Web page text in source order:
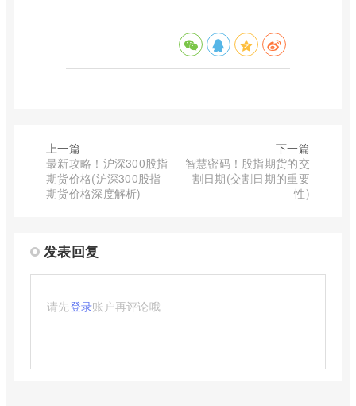
上一篇
最新攻略！沪深300股指
期货价格(沪深300股指
期货价格深度解析)
下一篇
智慧密码！股指期货的交
割日期(交割日期的重要
性)
发表回复
请先登录账户再评论哦